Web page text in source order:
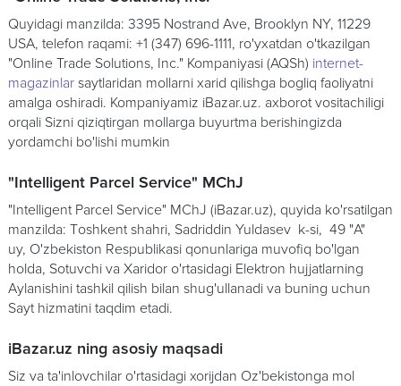
Quyidagi manzilda: 3395 Nostrand Ave, Brooklyn NY, 11229
USA, telefon raqami: +1 (347) 696-1111, ro'yxatdan o'tkazilgan
"Online Trade Solutions, Inc." Kompaniyasi (AQSh) internet-
magazinlar saytlaridan mollarni xarid qilishga bogliq faoliyatni
amalga oshiradi. Kompaniyamiz iBazar.uz. axborot vositachiligi
orqali Sizni qiziqtirgan mollarga buyurtma berishingizda
yordamchi bo'lishi mumkin
"Intelligent Parcel Service" MChJ
"Intelligent Parcel Service" MChJ (iBazar.uz), quyida ko'rsatilgan
manzilda: Тoshkent shahri, Sadriddin Yuldasev k-si, 49 "А"
uy, O'zbekiston Respublikasi qonunlariga muvofiq bo'lgan
holda, Sotuvchi va Xaridor o'rtasidagi Elektron hujjatlarning
Aylanishini tashkil qilish bilan shug'ullanadi va buning uchun
Sayt hizmatini taqdim etadi.
iBazar.uz ning asosiy maqsadi
Siz va ta'inlovchilar o'rtasidagi xorijdan Oz'bekistonga mol